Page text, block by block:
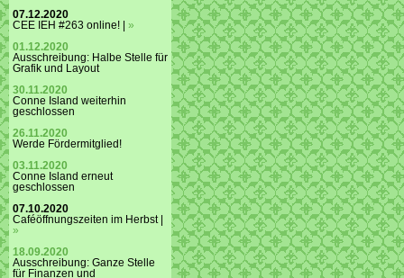
07.12.2020
CEE IEH #263 online! | »
01.12.2020
Ausschreibung: Halbe Stelle für
Grafik und Layout
30.11.2020
Conne Island weiterhin
geschlossen
26.11.2020
Werde Fördermitglied!
03.11.2020
Conne Island erneut
geschlossen
07.10.2020
Caféöffnungszeiten im Herbst |
»
18.09.2020
Ausschreibung: Ganze Stelle
für Finanzen und